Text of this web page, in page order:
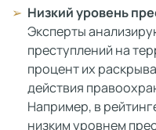
Низкий уровень
Эксперты
преступлений на
процент их
действия
Например, в
низким уровнем